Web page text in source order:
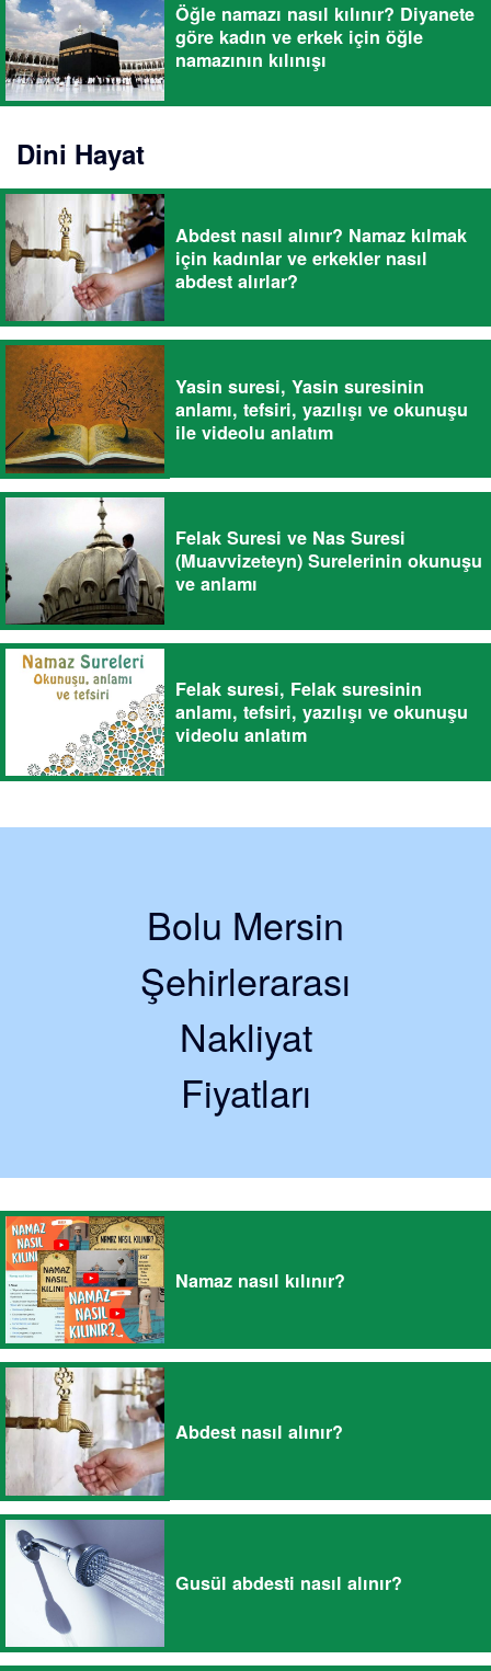
Öğle namazı nasıl kılınır? Diyanete
göre kadın ve erkek için öğle
namazının kılınışı
Dini Hayat
Abdest nasıl alınır? Namaz kılmak
için kadınlar ve erkekler nasıl
abdest alırlar?
Yasin suresi, Yasin suresinin
anlamı, tefsiri, yazılışı ve okunuşu
ile videolu anlatım
Felak Suresi ve Nas Suresi
(Muavvizeteyn) Surelerinin okunuşu
ve anlamı
Felak suresi, Felak suresinin
anlamı, tefsiri, yazılışı ve okunuşu
videolu anlatım
Bolu Mersin
Şehirlerarası
Nakliyat
Fiyatları
Namaz nasıl kılınır?
Abdest nasıl alınır?
Gusül abdesti nasıl alınır?